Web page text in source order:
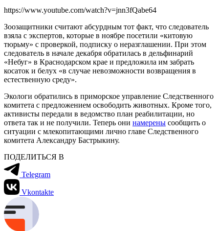
https://www.youtube.com/watch?v=jnn3fQabe64
Зоозащитники считают абсурдным тот факт, что следователь
взяла с экспертов, которые в ноябре посетили «китовую
тюрьму» с проверкой, подписку о неразглашении. При этом
следователь в начале декабря обратилась в дельфинарий
«Небуг» в Краснодарском крае и предложила им забрать
косаток и белух «в случае невозможности возвращения в
естественную среду».
Экологи обратились в приморское управление Следственного
комитета с предложением освободить животных. Кроме того,
активисты передали в ведомство план реабилитации, но
ответа так и не получили. Теперь они намерены сообщить о
ситуации с млекопитающими лично главе Следственного
комитета Александру Бастрыкину.
ПОДЕЛИТЬСЯ В
Telegram
Vkontakte